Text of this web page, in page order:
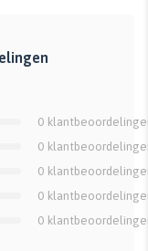
0
0
0
0
0